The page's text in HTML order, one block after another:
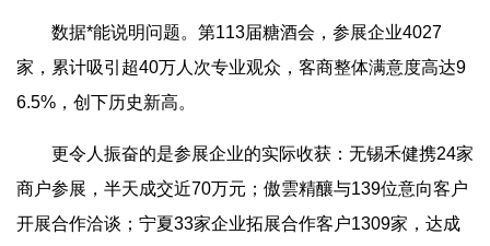
数据*能说明问题。第113届糖酒会，参展企业4027
家，累计吸引超40万人次专业观众，客商整体满意度高达9
6.5%，创下历史新高。
更令人振奋的是参展企业的实际收获：无锡禾健携24家
商户参展，半天成交近70万元；傲雲精釀与139位意向客户
开展合作洽谈；宁夏33家企业拓展合作客户1309家，达成